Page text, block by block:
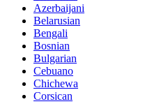
Azerbaijani
Belarusian
Bengali
Bosnian
Bulgarian
Cebuano
Chichewa
Corsican